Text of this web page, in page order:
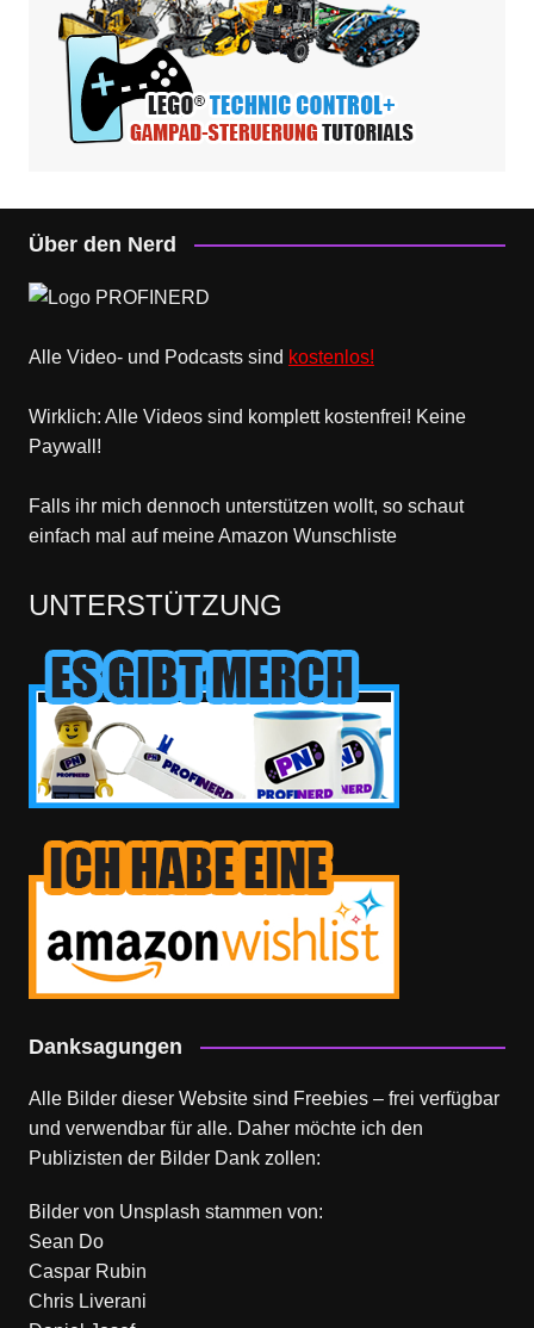
Über den Nerd
Alle Video- und Podcasts sind kostenlos!
Wirklich: Alle Videos sind komplett kostenfrei! Keine
Paywall!
Falls ihr mich dennoch unterstützen wollt, so schaut
einfach mal auf meine Amazon Wunschliste
UNTERSTÜTZUNG
Danksagungen
Alle Bilder dieser Website sind Freebies – frei verfügbar
und verwendbar für alle. Daher möchte ich den
Publizisten der Bilder Dank zollen:
Bilder von Unsplash stammen von:
Sean Do
Caspar Rubin
Chris Liverani